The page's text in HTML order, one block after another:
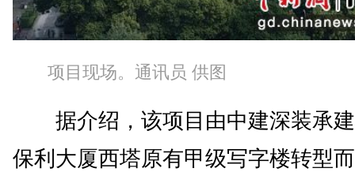
项目现场。通讯员 供图
据介绍，该项目由中建深装承
保利大厦西塔原有甲级写字楼转型